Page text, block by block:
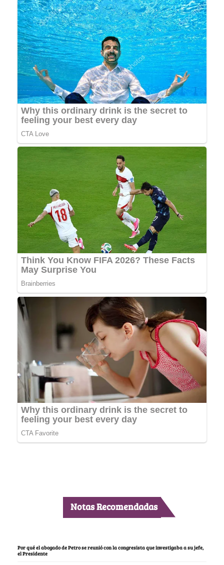
Notas Recomendadas
Por qué el abogado de Petro se reunió con la congresista que investigaba a su jefe,
el Presidente